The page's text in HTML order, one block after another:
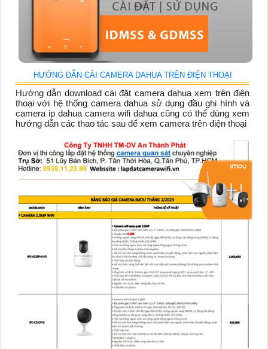
HƯỚNG DẪN CÀI CAMERA DAHUA TRÊN ĐIỆN THOẠI
Hướng dẫn download cài đặt camera dahua xem trên điện
thoại với hệ thống camera dahua sử dụng đầu ghi hình và
camera ip dahua camera wifi dahua cũng có thể dùng xem
hướng dẫn các thao tác sau để xem camera trên điện thoại